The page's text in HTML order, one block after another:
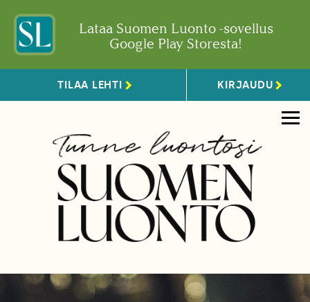
Lataa Suomen Luonto -sovellus
Google Play Storesta!
TILAA LEHTI KIRJAUDU